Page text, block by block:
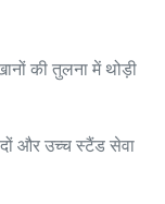
की तुलना में थोड़ी
और उच्च स्टैंड सेवा